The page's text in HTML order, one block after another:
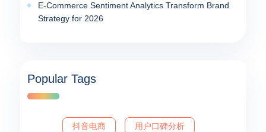
E-Commerce Sentiment Analytics Transform Brand
Strategy for 2026
Popular Tags
抖音电商 用户口碑分析